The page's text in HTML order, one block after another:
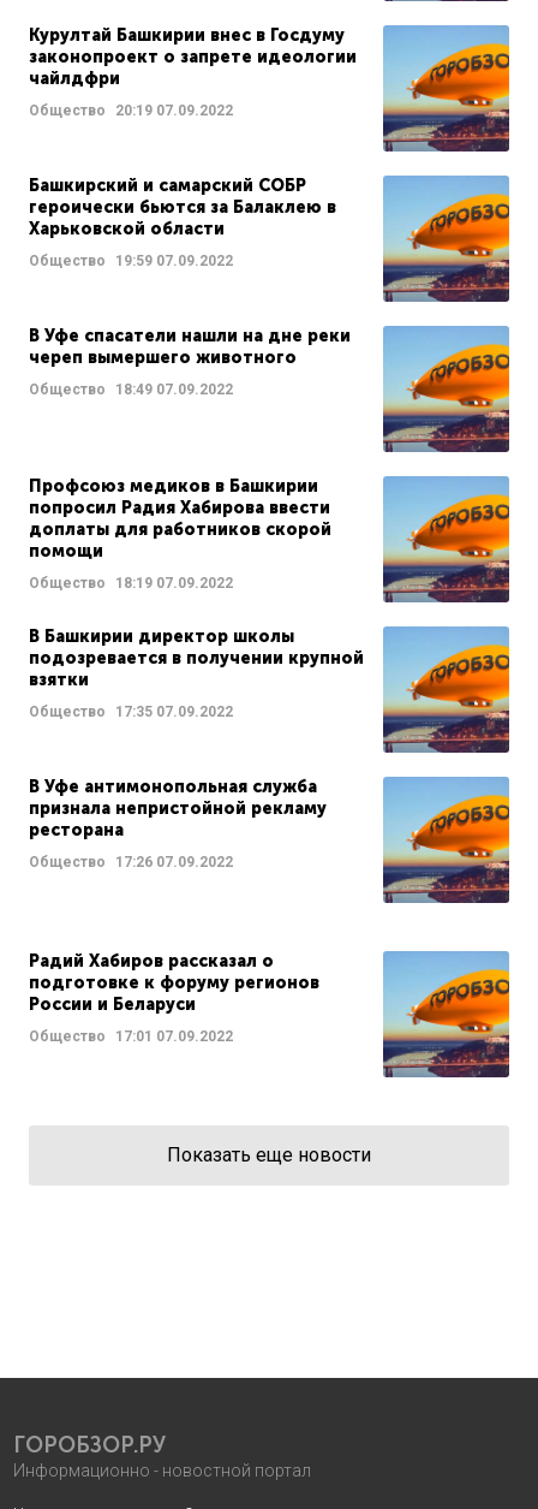
Курултай Башкирии внес в Госдуму
законопроект о запрете идеологии
чайлдфри
Общество 20:19 07.09.2022
Башкирский и самарский СОБР
героически бьются за Балаклею в
Харьковской области
Общество 19:59 07.09.2022
В Уфе спасатели нашли на дне реки
череп вымершего животного
Общество 18:49 07.09.2022
Профсоюз медиков в Башкирии
попросил Радия Хабирова ввести
доплаты для работников скорой
помощи
Общество 18:19 07.09.2022
В Башкирии директор школы
подозревается в получении крупной
взятки
Общество 17:35 07.09.2022
В Уфе антимонопольная служба
признала непристойной рекламу
ресторана
Общество 17:26 07.09.2022
Радий Хабиров рассказал о
подготовке к форуму регионов
России и Беларуси
Общество 17:01 07.09.2022
Показать еще новости
ГОРОБЗОР.РУ
Информационно - новостной портал